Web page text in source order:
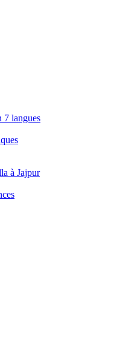
7 langues
à Jajpur